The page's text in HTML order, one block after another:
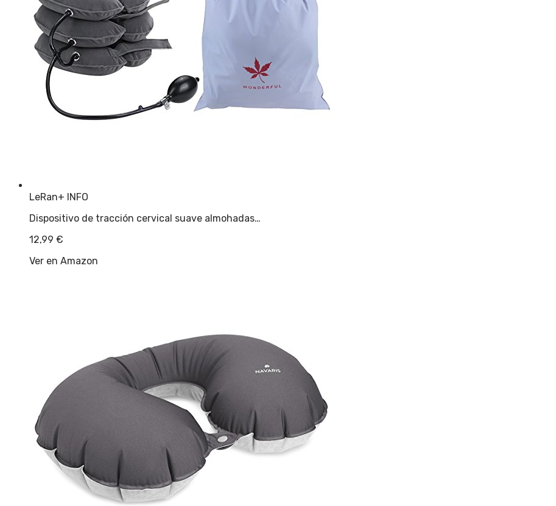
LeRan+ INFO
Dispositivo de tracción cervical suave almohadas…
12,99 €
Ver en Amazon